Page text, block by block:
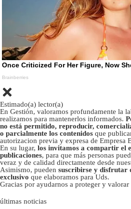
Estimado(a) lector(a)
En Gestión, valoramos profundamente la
realizamos para mantenerlos informados.
no está permitido, reproducir,
o parcialmente los contenidos que
autorizacion previa y expresa de Empresa
En su lugar, los invitamos a compartir el
publicaciones, para que más personas
veraz y de calidad directamente desde
Asimismo, pueden suscribirse y disfrutar
exclusivo que elaboramos para Uds.
Gracias por ayudarnos a proteger y valorar
últimas noticias